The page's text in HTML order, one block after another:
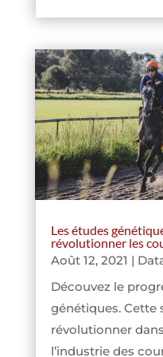
Les études
révolutionner les
Août 12, 2021 |
Découvez le
génétiques. Cette
révolutionner
l’industrie des